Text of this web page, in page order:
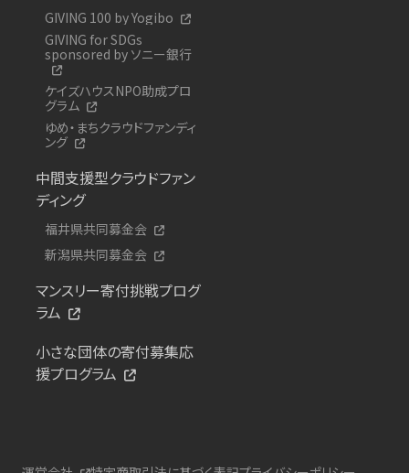
GIVING 100 by Yogibo
GIVING for SDGs
sponsored by ソニー銀行
ケイズハウスNPO助成プロ
グラム
ゆめ・まちクラウドファンディ
ング
中間支援型クラウドファン
ディング
福井県共同募金会
新潟県共同募金会
マンスリー寄付挑戦プログ
ラム
小さな団体の寄付募集応
援プログラム